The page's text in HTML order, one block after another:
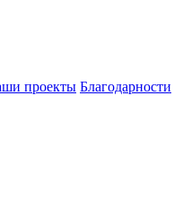
проекты Благодарности